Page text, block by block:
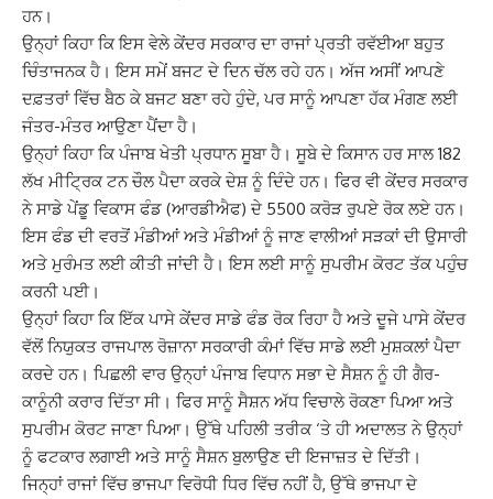
ਹਨ।
ਉਨ੍ਹਾਂ ਕਿਹਾ ਕਿ ਇਸ ਵੇਲੇ ਕੇਂਦਰ ਸਰਕਾਰ ਦਾ ਰਾਜਾਂ ਪ੍ਰਤੀ ਰਵੱਈਆ ਬਹੁਤ
ਚਿੰਤਾਜਨਕ ਹੈ। ਇਸ ਸਮੇਂ ਬਜਟ ਦੇ ਦਿਨ ਚੱਲ ਰਹੇ ਹਨ। ਅੱਜ ਅਸੀਂ ਆਪਣੇ
ਦਫ਼ਤਰਾਂ ਵਿੱਚ ਬੈਠ ਕੇ ਬਜਟ ਬਣਾ ਰਹੇ ਹੁੰਦੇ, ਪਰ ਸਾਨੂੰ ਆਪਣਾ ਹੱਕ ਮੰਗਣ ਲਈ
ਜੰਤਰ-ਮੰਤਰ ਆਉਣਾ ਪੈਂਦਾ ਹੈ।
ਉਨ੍ਹਾਂ ਕਿਹਾ ਕਿ ਪੰਜਾਬ ਖੇਤੀ ਪ੍ਰਧਾਨ ਸੂਬਾ ਹੈ। ਸੂਬੇ ਦੇ ਕਿਸਾਨ ਹਰ ਸਾਲ 182
ਲੱਖ ਮੀਟ੍ਰਿਕ ਟਨ ਚੌਲ ਪੈਦਾ ਕਰਕੇ ਦੇਸ਼ ਨੂੰ ਦਿੰਦੇ ਹਨ। ਫਿਰ ਵੀ ਕੇਂਦਰ ਸਰਕਾਰ
ਨੇ ਸਾਡੇ ਪੇਂਡੂ ਵਿਕਾਸ ਫੰਡ (ਆਰਡੀਐਫ) ਦੇ 5500 ਕਰੋੜ ਰੁਪਏ ਰੋਕ ਲਏ ਹਨ।
ਇਸ ਫੰਡ ਦੀ ਵਰਤੋਂ ਮੰਡੀਆਂ ਅਤੇ ਮੰਡੀਆਂ ਨੂੰ ਜਾਣ ਵਾਲੀਆਂ ਸੜਕਾਂ ਦੀ ਉਸਾਰੀ
ਅਤੇ ਮੁਰੰਮਤ ਲਈ ਕੀਤੀ ਜਾਂਦੀ ਹੈ। ਇਸ ਲਈ ਸਾਨੂੰ ਸੁਪਰੀਮ ਕੋਰਟ ਤੱਕ ਪਹੁੰਚ
ਕਰਨੀ ਪਈ।
ਉਨ੍ਹਾਂ ਕਿਹਾ ਕਿ ਇੱਕ ਪਾਸੇ ਕੇਂਦਰ ਸਾਡੇ ਫੰਡ ਰੋਕ ਰਿਹਾ ਹੈ ਅਤੇ ਦੂਜੇ ਪਾਸੇ ਕੇਂਦਰ
ਵੱਲੋਂ ਨਿਯੁਕਤ ਰਾਜਪਾਲ ਰੋਜ਼ਾਨਾ ਸਰਕਾਰੀ ਕੰਮਾਂ ਵਿੱਚ ਸਾਡੇ ਲਈ ਮੁਸ਼ਕਲਾਂ ਪੈਦਾ
ਕਰਦੇ ਹਨ। ਪਿਛਲੀ ਵਾਰ ਉਨ੍ਹਾਂ ਪੰਜਾਬ ਵਿਧਾਨ ਸਭਾ ਦੇ ਸੈਸ਼ਨ ਨੂੰ ਹੀ ਗੈਰ-
ਕਾਨੂੰਨੀ ਕਰਾਰ ਦਿੱਤਾ ਸੀ। ਫਿਰ ਸਾਨੂੰ ਸੈਸ਼ਨ ਅੱਧ ਵਿਚਾਲੇ ਰੋਕਣਾ ਪਿਆ ਅਤੇ
ਸੁਪਰੀਮ ਕੋਰਟ ਜਾਣਾ ਪਿਆ। ਉੱਥੇ ਪਹਿਲੀ ਤਰੀਕ ‘ਤੇ ਹੀ ਅਦਾਲਤ ਨੇ ਉਨ੍ਹਾਂ
ਨੂੰ ਫਟਕਾਰ ਲਗਾਈ ਅਤੇ ਸਾਨੂੰ ਸੈਸ਼ਨ ਬੁਲਾਉਣ ਦੀ ਇਜਾਜ਼ਤ ਦੇ ਦਿੱਤੀ।
ਜਿਨ੍ਹਾਂ ਰਾਜਾਂ ਵਿੱਚ ਭਾਜਪਾ ਵਿਰੋਧੀ ਧਿਰ ਵਿੱਚ ਨਹੀਂ ਹੈ, ਉੱਥੇ ਭਾਜਪਾ ਦੇ